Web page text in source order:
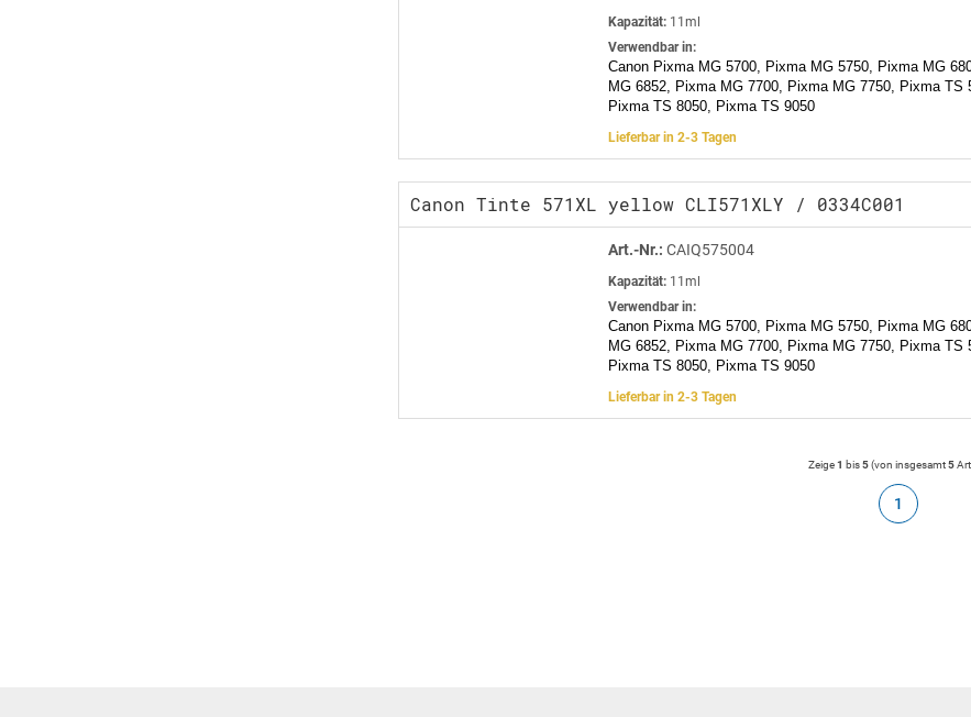
Kapazität: 11ml
Verwendbar in:
Canon Pixma MG 5700, Pixma MG 5750, Pixma MG
MG 6852, Pixma MG 7700, Pixma MG 7750, Pixma TS
Pixma TS 8050, Pixma TS 9050
Lieferbar in 2-3 Tagen
Canon Tinte 571XL yellow CLI571XLY / 0334C001
Art.-Nr.: CAIQ575004
Kapazität: 11ml
Verwendbar in:
Canon Pixma MG 5700, Pixma MG 5750, Pixma MG
MG 6852, Pixma MG 7700, Pixma MG 7750, Pixma TS
Pixma TS 8050, Pixma TS 9050
Lieferbar in 2-3 Tagen
Zeige1 bis5(von insgesamt5
1